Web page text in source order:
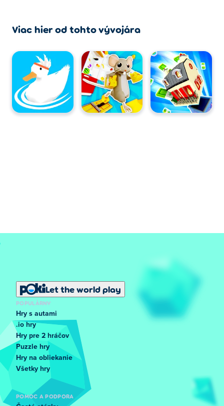
Viac hier od tohto vývojára
Let the world play
POPULÁRNY
Hry s autami
.io hry
Hry pre 2 hráčov
Puzzle hry
Hry na obliekanie
Všetky hry
POMOC A PODPORA